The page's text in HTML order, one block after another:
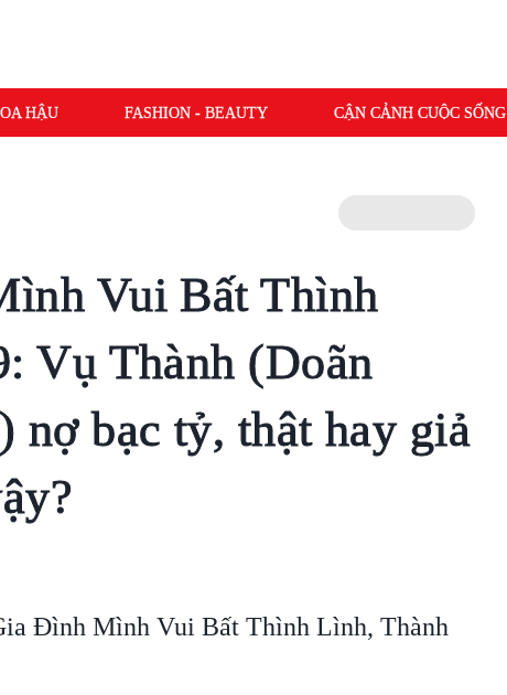
HẬU FASHION - BEAUTY CẬN CẢNH CUỘC SỐNG
Vui Bất Thình
Vụ Thành (Doãn
nợ bạc tỷ, thật hay giả
Đình Mình Vui Bất Thình Lình, Thành